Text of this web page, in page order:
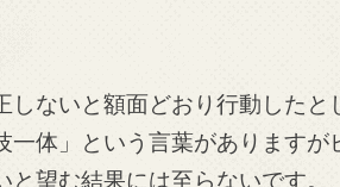
しないと額面どおり行動したと
一体」という言葉がありますが
望む結果には至らないです。